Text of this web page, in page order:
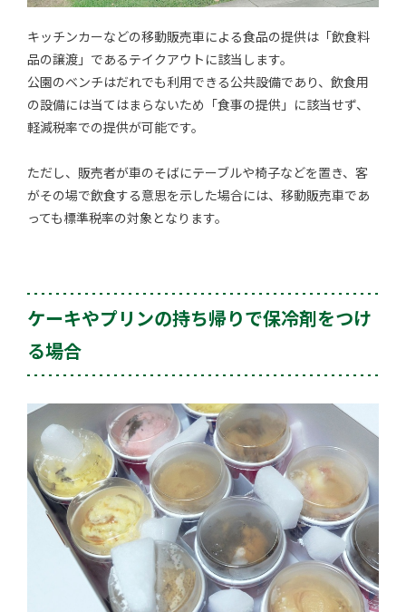
キッチンカーなどの移動販売車による食品の提供は「飲食料
品の譲渡」であるテイクアウトに該当します。
公園のベンチはだれでも利用できる公共設備であり、飲食用
の設備には当てはまらないため「食事の提供」に該当せず、
軽減税率での提供が可能です。
ただし、販売者が車のそばにテーブルや椅子などを置き、客
がその場で飲食する意思を示した場合には、移動販売車であ
っても標準税率の対象となります。
ケーキやプリンの持ち帰りで保冷剤をつけ
る場合